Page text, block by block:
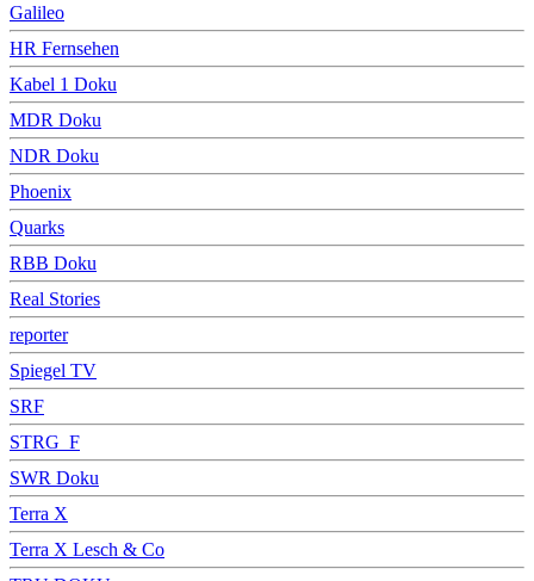
Galileo
HR Fernsehen
Kabel 1 Doku
MDR Doku
NDR Doku
Phoenix
Quarks
RBB Doku
Real Stories
reporter
Spiegel TV
SRF
STRG_F
SWR Doku
Terra X
Terra X Lesch & Co